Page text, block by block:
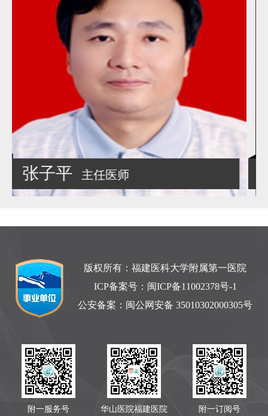
林立真 副主任医师
版权所有：福建医科大学附属第一医院
ICP备案号： 闽ICP备11002378号-1
公安备案： 闽公网安备 35010302000305号
附一服务号
华山医院福建医院
附一订阅号